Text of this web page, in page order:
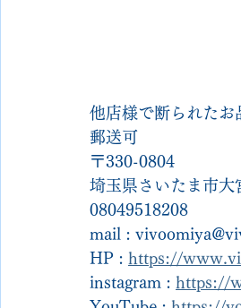
他店様で断られたお
郵送可
〒330-0804
埼玉県さいたま市
08049518208
mail :
HP : https://
instagram : https://